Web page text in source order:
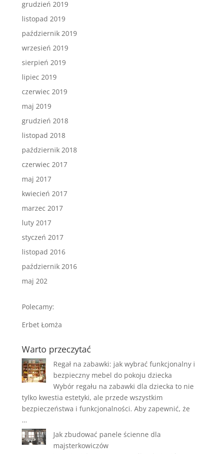
grudzień 2019
listopad 2019
październik 2019
wrzesień 2019
sierpień 2019
lipiec 2019
czerwiec 2019
maj 2019
grudzień 2018
listopad 2018
październik 2018
czerwiec 2017
maj 2017
kwiecień 2017
marzec 2017
luty 2017
styczeń 2017
listopad 2016
październik 2016
maj 202
Polecamy:
Erbet Łomża
Warto przeczytać
Regał na zabawki: jak wybrać funkcjonalny i
bezpieczny mebel do pokoju dziecka
Wybór regału na zabawki dla dziecka to nie
tylko kwestia estetyki, ale przede wszystkim
bezpieczeństwa i funkcjonalności. Aby zapewnić, że
…
Jak zbudować panele ścienne dla
majsterkowiczów